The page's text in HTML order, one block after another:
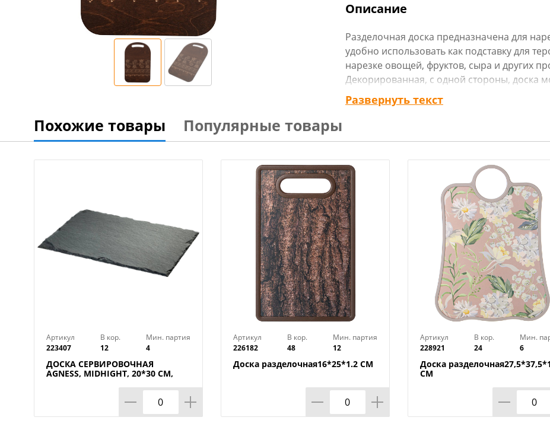
Описание
Разделочная доска предназначена для
удобно использовать как подставку для
нарезке овощей, фруктов, сыра и других
Декорированная, с одной стороны, доска
подарком и достойным украшением
Изготовлено: деревянная фанера (береза).
ВНИМАНИЕ! НЕЛЬЗЯ МЫТЬ В
Развернуть текст
Похожие товары Популярные товары
Артикул
223407
В кор.
12
Мин. партия
4
ДОСКА СЕРВИРОВОЧНАЯ
AGNESS, MIDHIGHT, 20*30 СМ,
Артикул
226182
В кор.
48
Мин. партия
12
Доска разделочная16*25*1.2 СМ
Артикул
228921
В кор.
24
Мин.
6
Доска
СМ